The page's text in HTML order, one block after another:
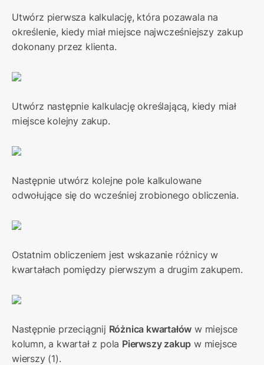
Utwórz pierwsza kalkulację, która pozawala na
określenie, kiedy miał miejsce najwcześniejszy zakup
dokonany przez klienta.
Utwórz następnie kalkulację określającą, kiedy miał
miejsce kolejny zakup.
Następnie utwórz kolejne pole kalkulowane
odwołujące się do wcześniej zrobionego obliczenia.
Ostatnim obliczeniem jest wskazanie różnicy w
kwartałach pomiędzy pierwszym a drugim zakupem.
Następnie przeciągnij Różnica kwartałów w miejsce
kolumn, a kwartał z pola Pierwszy zakup w miejsce
wierszy (1).